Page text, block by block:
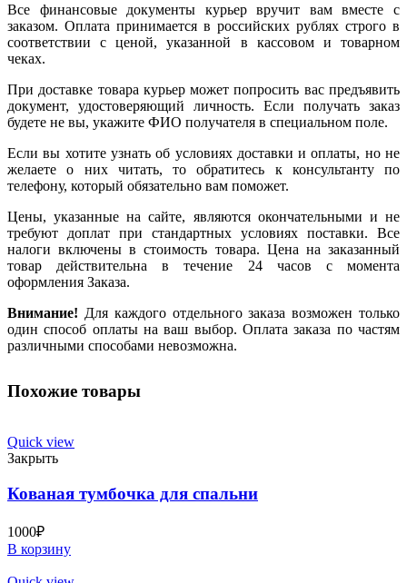
Все финансовые документы курьер вручит вам вместе с
заказом. Оплата принимается в российских рублях строго в
соответствии с ценой, указанной в кассовом и товарном
чеках.
При доставке товара курьер может попросить вас предъявить
документ, удостоверяющий личность. Если получать заказ
будете не вы, укажите ФИО получателя в специальном поле.
Если вы хотите узнать об условиях доставки и оплаты, но не
желаете о них читать, то обратитесь к консультанту по
телефону, который обязательно вам поможет.
Цены, указанные на сайте, являются окончательными и не
требуют доплат при стандартных условиях поставки. Все
налоги включены в стоимость товара. Цена на заказанный
товар действительна в течение 24 часов с момента
оформления Заказа.
Внимание! Для каждого отдельного заказа возможен только
один способ оплаты на ваш выбор. Оплата заказа по частям
различными способами невозможна.
Похожие товары
Quick view
Закрыть
Кованая тумбочка для спальни
1000₽
В корзину